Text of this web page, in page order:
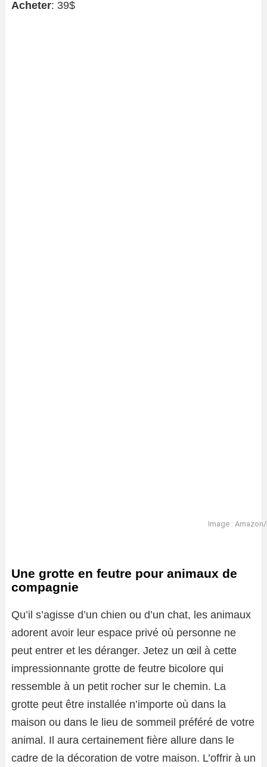
Acheter: 39$
Image : Amazon/
Une grotte en feutre pour animaux de
compagnie
Qu’il s’agisse d’un chien ou d’un chat, les animaux
adorent avoir leur espace privé où personne ne
peut entrer et les déranger. Jetez un œil à cette
impressionnante grotte de feutre bicolore qui
ressemble à un petit rocher sur le chemin. La
grotte peut être installée n’importe où dans la
maison ou dans le lieu de sommeil préféré de votre
animal. Il aura certainement fière allure dans le
cadre de la décoration de votre maison. L’offrir à un